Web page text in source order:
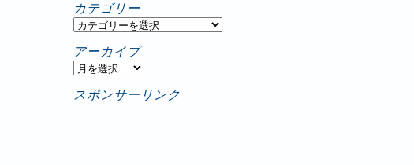
カテゴリー
カ
テ
ゴ
ー
アーカイブ
ア
ー
スポンサーリンク